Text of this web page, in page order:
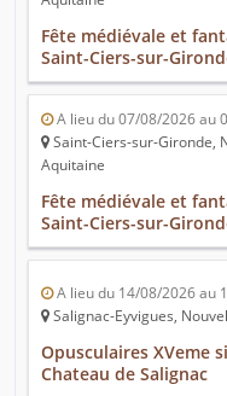
Fête médiévale et
Saint-Ciers-sur-
A lieu du 07/08/2026 au
Saint-Ciers-sur-Gironde,
Aquitaine
Fête médiévale et
Saint-Ciers-sur-
A lieu du 14/08/2026 au
Salignac-Eyvigues,
Opusculaires XVeme
Chateau de Salignac